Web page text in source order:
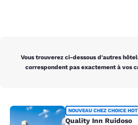
Vous trouverez ci-dessous d'autres
correspondent pas exactement à vos
Quality Inn Ruidoso
NOUVEAU CHEZ CHOICE
Quality Inn Ruidoso